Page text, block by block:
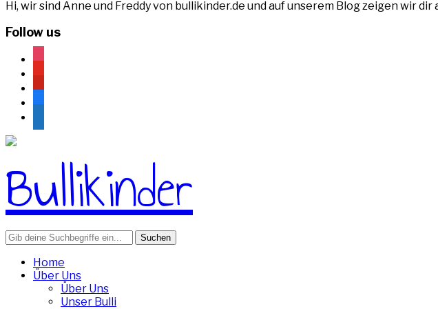
Hi, wir sind Anne und Freddy von bullikinder.de und auf unserem Blog zeigen wir
Follow us
instagram
pinterest
facebook
Search
for:
Home
Über Uns
Über Uns
Unser Bulli